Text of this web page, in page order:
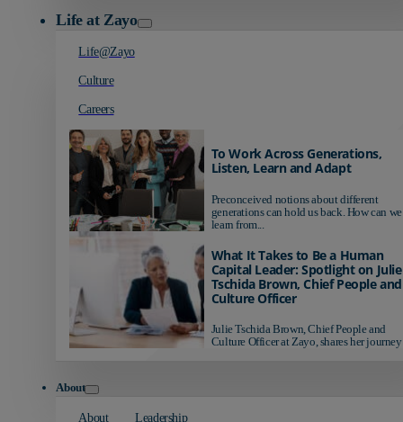
Life at Zayo
Life@Zayo
Culture
Careers
To Work Across Generations,
Listen, Learn and Adapt
Preconceived notions about different
generations can hold us back. How can we
learn from...
What It Takes to Be a Human
Capital Leader: Spotlight on Julie
Tschida Brown, Chief People and
Culture Officer
Julie Tschida Brown, Chief People and
Culture Officer at Zayo, shares her journey
About
About Leadership